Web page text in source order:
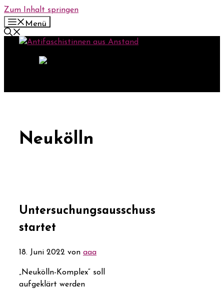
Zum Inhalt springen
Menü
Neukölln
Untersuchungsausschuss
startet
18. Juni 2022 von aaa
„Neukölln-Komplex“ soll
aufgeklärt werden